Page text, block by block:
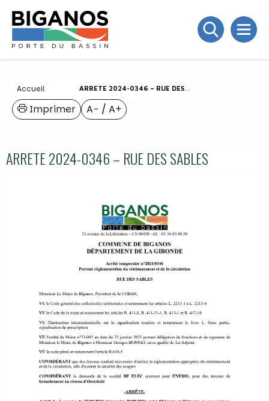
Accueil ARRETE 2024-0346 – RUE DES SABLES
A− / A+
Imprimer
ARRETE 2024-0346 – RUE DES SABLES